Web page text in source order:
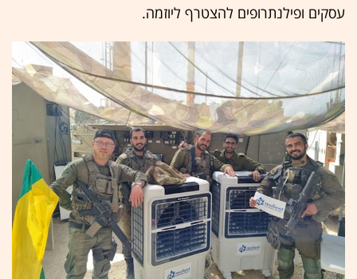
עסקים ופילנתרופים להצטרף ליוזמה.